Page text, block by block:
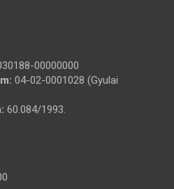
00000000
04-02-0001028 (Gyulai
60.084/1993.